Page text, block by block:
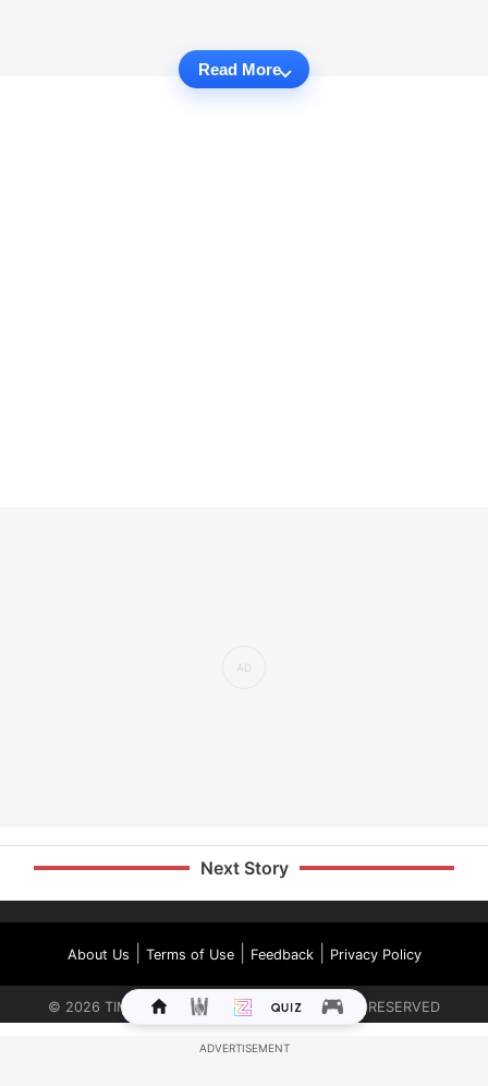
Read More
Next Story
About Us Terms of Use| Feedback| Privacy Policy
© 2026 TIMES INTERNET LIMITED. ALL RIGHTS RESERVED